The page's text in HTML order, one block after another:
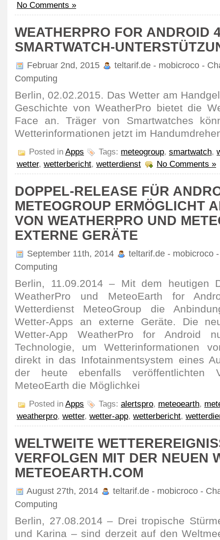
No Comments »
WEATHERPRO FOR ANDROID
SMARTWATCH-
Februar 2nd, 2015
teltarif.de - mobicroco -
Computing
Berlin, 02.02.2015. Das Wetter am
Geschichte von WeatherPro bietet die
Face an. Träger von Smartwatches
Wetterinformationen jetzt im
Posted in Apps Tags: meteogroup, smartwatch,
wetter, wetterbericht, wetterdienst No Comments »
DOPPEL-RELEASE FÜR
METEOGROUP ERMÖGLICHT
VON WEATHERPRO UND
EXTERNE GERÄTE
September 11th, 2014
teltarif.de - mobicroco
Computing
Berlin, 11.09.2014 – Mit dem heutigen
WeatherPro und MeteoEarth for
Wetterdienst MeteoGroup die
Wetter-Apps an externe Geräte. Die
Wetter-App WeatherPro for Android
Technologie, um Wetterinformationen
direkt in das Infotainmentsystem eines
der heute ebenfalls veröffentlichten
MeteoEarth die Möglichkei
Posted in Apps Tags: alertspro, meteoearth,
weatherpro, wetter, wetter-app, wetterbericht,
WELTWEITE
VERFOLGEN MIT DER NEUEN
METEOEARTH.COM
August 27th, 2014
teltarif.de - mobicroco -
Computing
Berlin, 27.08.2014 – Drei tropische
und Karina – sind derzeit auf den